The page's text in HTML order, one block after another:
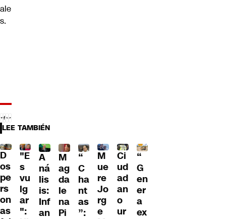
ale
s.
LEE TAMBIÉN
D
os
pe
rs
on
as
"E
s
vu
lg
ar
":
A
ná
lis
is:
Inf
an
M
ag
da
le
na
Pi
“
C
ha
nt
as
”:
M
ue
re
Jo
rg
e
Ci
ud
ad
an
o
ur
“
G
en
er
a
ex